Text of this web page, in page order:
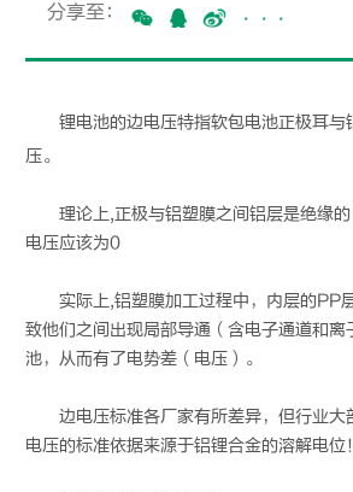
分享至： ···
锂电池的边电压特指软包电池正极耳与
压。
理论上,正极与铝塑膜之间铝层是绝缘
电压应该为0
实际上,铝塑膜加工过程中，内层的PP
致他们之间出现局部导通（含电子通道和离
池，从而有了电势差（电压）。
边电压标准各厂家有所差异，但行业大
电压的标准依据来源于铝锂合金的溶解电位！